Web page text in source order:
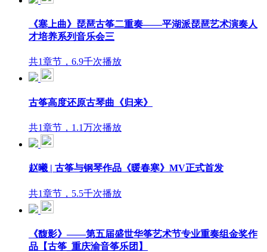
《塞上曲》琵琶古筝二重奏——平湖派琵琶艺术演奏人
才培养系列音乐会三
共1章节，6.9千次播放
古筝高度还原古琴曲《归来》
共1章节，1.1万次播放
赵曦 | 古筝与钢琴作品《暖春寒》MV正式首发
共1章节，5.5千次播放
《馥影》——第五届盛世华筝艺术节专业重奏组金奖作
品【古筝_重庆渝音筝乐团】